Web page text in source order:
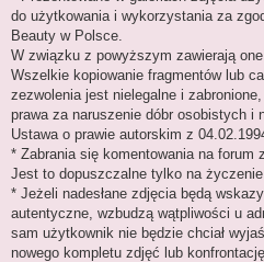
do użytkowania i wykorzystania za
Beauty w Polsce.
W związku z powyższym zawierają
Wszelkie kopiowanie fragmentów lub
zezwolenia jest nielegalne i
prawa za naruszenie dóbr osobistych i
Ustawa o prawie autorskim z
* Zabrania się komentowania na forum
Jest to dopuszczalne tylko na życzenie
* Jeżeli nadesłane zdjęcia będą
autentyczne, wzbudzą wątpliwości u
sam użytkownik nie będzie chciał
nowego kompletu zdjęć lub